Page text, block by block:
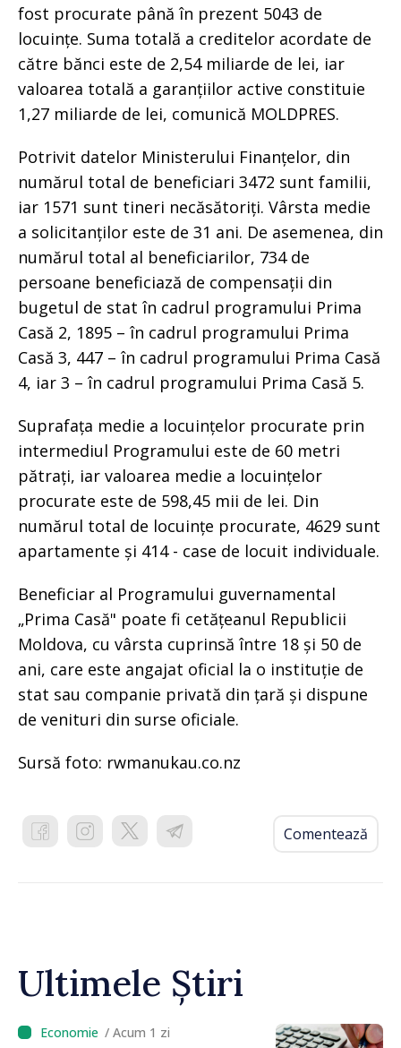
fost procurate până în prezent 5043 de
locuințe. Suma totală a creditelor acordate de
către bănci este de 2,54 miliarde de lei, iar
valoarea totală a garanțiilor active constituie
1,27 miliarde de lei, comunică MOLDPRES.
Potrivit datelor Ministerului Finanțelor, din
numărul total de beneficiari 3472 sunt familii,
iar 1571 sunt tineri necăsătoriți. Vârsta medie
a solicitanților este de 31 ani. De asemenea, din
numărul total al beneficiarilor, 734 de
persoane beneficiază de compensații din
bugetul de stat în cadrul programului Prima
Casă 2, 1895 – în cadrul programului Prima
Casă 3, 447 – în cadrul programului Prima Casă
4, iar 3 – în cadrul programului Prima Casă 5.
Suprafața medie a locuințelor procurate prin
intermediul Programului este de 60 metri
pătrați, iar valoarea medie a locuințelor
procurate este de 598,45 mii de lei. Din
numărul total de locuințe procurate, 4629 sunt
apartamente și 414 - case de locuit individuale.
Beneficiar al Programului guvernamental
„Prima Casă" poate fi cetățeanul Republicii
Moldova, cu vârsta cuprinsă între 18 și 50 de
ani, care este angajat oficial la o instituție de
stat sau companie privată din țară și dispune
de venituri din surse oficiale.
Sursă foto: rwmanukau.co.nz
Comentează
Ultimele Știri
/ Acum 1 zi